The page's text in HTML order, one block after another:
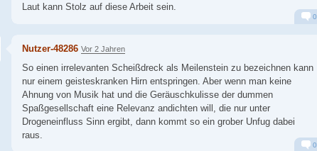
Laut kann Stolz auf diese Arbeit sein.
0
Nutzer-48286 Vor 2 Jahren
So einen irrelevanten Scheißdreck als Meilenstein zu bezeichnen kann
nur einem geisteskranken Hirn entspringen. Aber wenn man keine
Ahnung von Musik hat und die Geräuschkulisse der dummen
Spaßgesellschaft eine Relevanz andichten will, die nur unter
Drogeneinfluss Sinn ergibt, dann kommt so ein grober Unfug dabei
raus.
0